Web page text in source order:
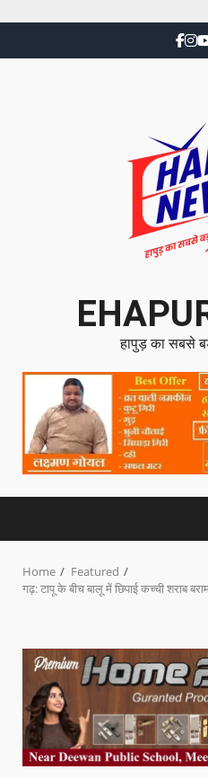
हापुड़ का सबसे
Home
Featured
गढ़: टापू के बीच बालू में छिपाई कच्ची शराब